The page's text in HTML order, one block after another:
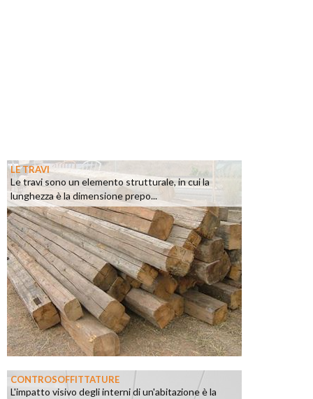
LE TRAVI
Le travi sono un elemento strutturale, in cui la
lunghezza è la dimensione prepo...
CONTROSOFFITTATURE
L'impatto visivo degli interni di un'abitazione è la